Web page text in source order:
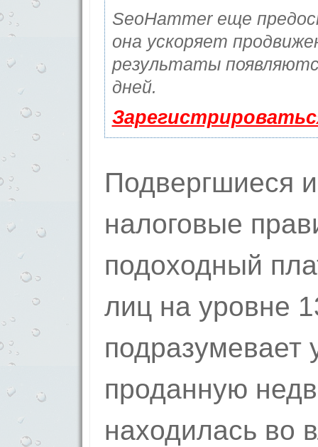
SeoHammer еще
она ускоряет
результаты
дней.
Подвергшиеся
налоговые
подоходный
лиц на уровне
подразумевает
проданную
находилась во